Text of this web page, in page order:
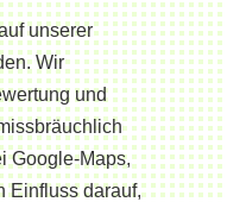
unserer
Wir
und
Google-Maps,
Einfluss darauf,